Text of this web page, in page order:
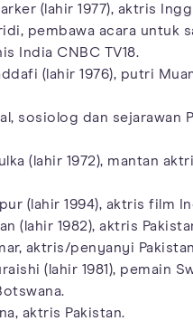
(lahir 1977), aktris
pembawa acara untuk
India CNBC TV18.
(lahir 1976), putri
sosiolog dan sejarawan
(lahir 1972), mantan
(lahir 1994), aktris film
(lahir 1982), aktris
aktris/penyanyi
(lahir 1981), pemain
aktris Pakistan.